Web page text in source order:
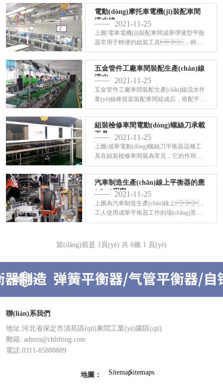
件而奉獻(xiàn)的生產(chǎn)鑄造一線工
電動(dòng)摩托車電機(jī)裝配車間
流水線...2021-11-25
上圖/電車電機(jī)裝配車間成華彈簧型平衡
器常用于輕便的組裝工具，例如
氣動(dòng)和電動(dòng)螺絲刀。通過(guò)
將工具懸吊在空中，平衡器消除了
操作員伸
五金管件工廠車間裝配生產(chǎn)線
流水... 2021-11-25
五金管件工廠車間裝配生產(chǎn)線流水作
業(yè)線棒貨架裝配車間組成后，搭配平衡
器提升維持常用工具的使用，
根據(jù)人體工程學(xué)原理，
組合成各種類型
組裝檢修車間電動(dòng)螺絲刀承載
工具... 2021-11-25
上圖/成華電動(dòng)螺絲刀平衡器這種工
具在組裝檢修車間最為常見，它的作用是
為比較重的擰緊工具提供承
載，并且操作人員在使用時
(shí)不需要將
汽車制造生產(chǎn)線上平衡器的應
(yīng)用案...2021-11-25
上圖為汽車制造生產(chǎn)線上，
工人使用成華平衡器工作的場(chǎng)景。
彈簧平衡器作為一種輔助工具，可以減
率。這點(diǎn)
當(dāng)前是 1 頁(yè) 共 6條 1 頁(yè)
聯(lián)系我們
地址:河北省保定市清苑區(qū)東閭工業(yè)園區(qū)
郵箱: admin@chlifting.com
電話:0311-85888889
地圖： SitemapSitemaps